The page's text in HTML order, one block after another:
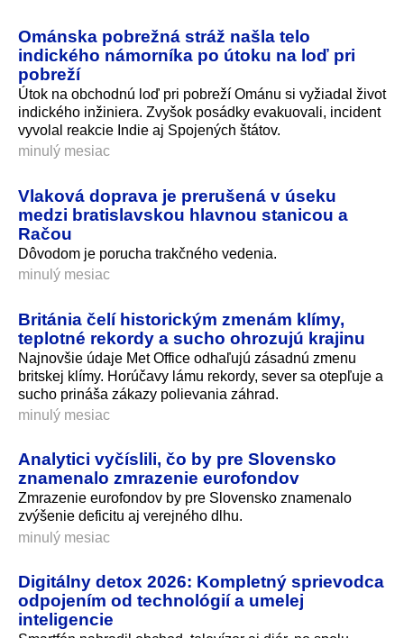
Ománska pobrežná stráž našla telo
indického námorníka po útoku na loď pri
pobreží
Útok na obchodnú loď pri pobreží Ománu si vyžiadal život
indického inžiniera. Zvyšok posádky evakuovali, incident
vyvolal reakcie Indie aj Spojených štátov.
minulý mesiac
Vlaková doprava je prerušená v úseku
medzi bratislavskou hlavnou stanicou a
Račou
Dôvodom je porucha trakčného vedenia.
minulý mesiac
Británia čelí historickým zmenám klímy,
teplotné rekordy a sucho ohrozujú krajinu
Najnovšie údaje Met Office odhaľujú zásadnú zmenu
britskej klímy. Horúčavy lámu rekordy, sever sa otepľuje a
sucho prináša zákazy polievania záhrad.
minulý mesiac
Analytici vyčíslili, čo by pre Slovensko
znamenalo zmrazenie eurofondov
Zmrazenie eurofondov by pre Slovensko znamenalo
zvýšenie deficitu aj verejného dlhu.
minulý mesiac
Digitálny detox 2026: Kompletný sprievodca
odpojením od technológií a umelej
inteligencie